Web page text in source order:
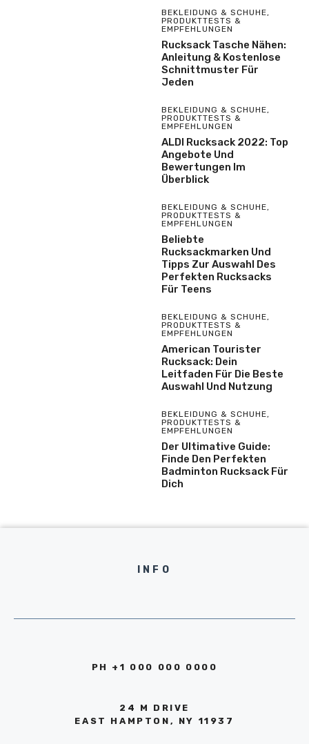
BEKLEIDUNG & SCHUHE,
PRODUKTTESTS &
EMPFEHLUNGEN
Rucksack Tasche Nähen:
Anleitung & Kostenlose
Schnittmuster Für
Jeden
BEKLEIDUNG & SCHUHE,
PRODUKTTESTS &
EMPFEHLUNGEN
ALDI Rucksack 2022: Top
Angebote Und
Bewertungen Im
Überblick
BEKLEIDUNG & SCHUHE,
PRODUKTTESTS &
EMPFEHLUNGEN
Beliebte
Rucksackmarken Und
Tipps Zur Auswahl Des
Perfekten Rucksacks
Für Teens
BEKLEIDUNG & SCHUHE,
PRODUKTTESTS &
EMPFEHLUNGEN
American Tourister
Rucksack: Dein
Leitfaden Für Die Beste
Auswahl Und Nutzung
BEKLEIDUNG & SCHUHE,
PRODUKTTESTS &
EMPFEHLUNGEN
Der Ultimative Guide:
Finde Den Perfekten
Badminton Rucksack Für
Dich
INFO
PH +1 000 000 0000
24 M DRIVE
EAST HAMPTON, NY 11937